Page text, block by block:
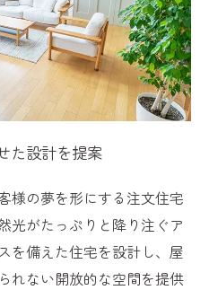
た設計を提案
様の夢を形にする注文住宅
光がたっぷりと降り注ぐア
を備えた住宅を設計し、屋
れない開放的な空間を提供